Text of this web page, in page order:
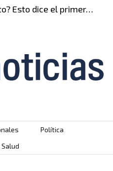
dice el primer…
Política
Salud